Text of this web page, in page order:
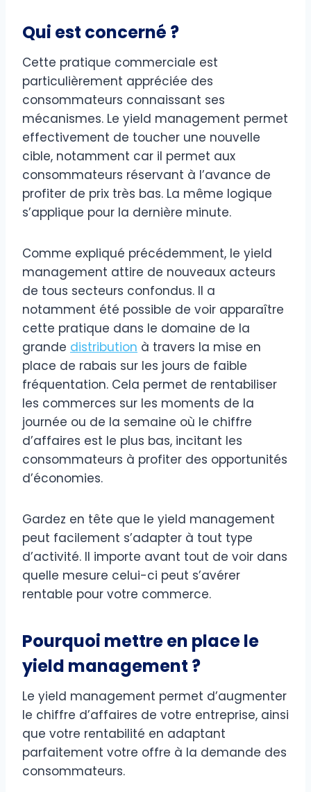
Qui est concerné ?
Cette pratique commerciale est
particulièrement appréciée des
consommateurs connaissant ses
mécanismes. Le yield management permet
effectivement de toucher une nouvelle
cible, notamment car il permet aux
consommateurs réservant à l’avance de
profiter de prix très bas. La même logique
s’applique pour la dernière minute.
Comme expliqué précédemment, le yield
management attire de nouveaux acteurs
de tous secteurs confondus. Il a
notamment été possible de voir apparaître
cette pratique dans le domaine de la
grande distribution à travers la mise en
place de rabais sur les jours de faible
fréquentation. Cela permet de rentabiliser
les commerces sur les moments de la
journée ou de la semaine où le chiffre
d’affaires est le plus bas, incitant les
consommateurs à profiter des opportunités
d’économies.
Gardez en tête que le yield management
peut facilement s’adapter à tout type
d’activité. Il importe avant tout de voir dans
quelle mesure celui-ci peut s’avérer
rentable pour votre commerce.
Pourquoi mettre en place le
yield management ?
Le yield management permet d’augmenter
le chiffre d’affaires de votre entreprise, ainsi
que votre rentabilité en adaptant
parfaitement votre offre à la demande des
consommateurs.